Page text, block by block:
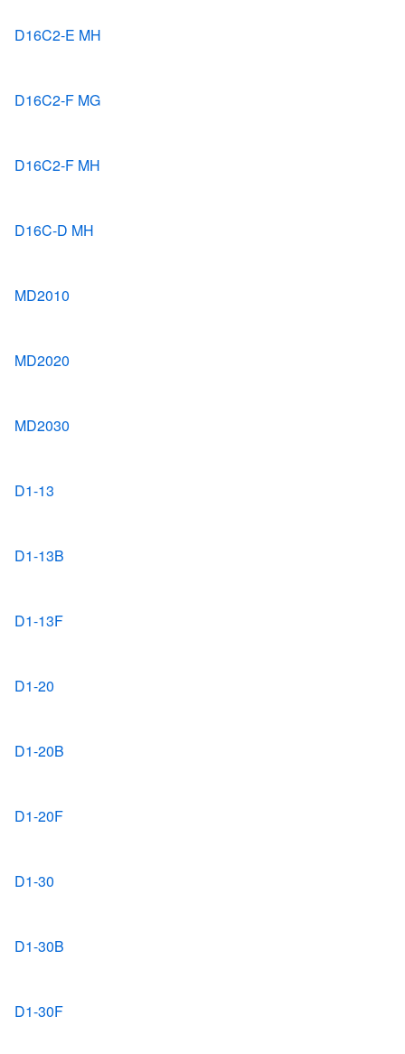
D16C2-E MH
D16C2-F MG
D16C2-F MH
D16C-D MH
MD2010
MD2020
MD2030
D1-13
D1-13B
D1-13F
D1-20
D1-20B
D1-20F
D1-30
D1-30B
D1-30F